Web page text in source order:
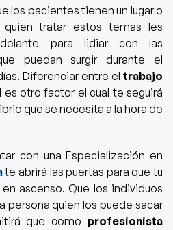
los pacientes tienen un lugar o
quien tratar estos temas les
para lidiar con las
puedan surgir durante el
Diferenciar entre el trabajo
es otro factor el cual te seguirá
que se necesita a la hora de
con una Especialización en
te abrirá las puertas para que tu
ascenso. Que los individuos
persona quien los puede sacar
que como profesionista